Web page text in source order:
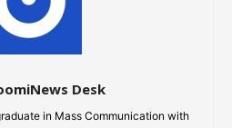
Desk
in Mass Communication with